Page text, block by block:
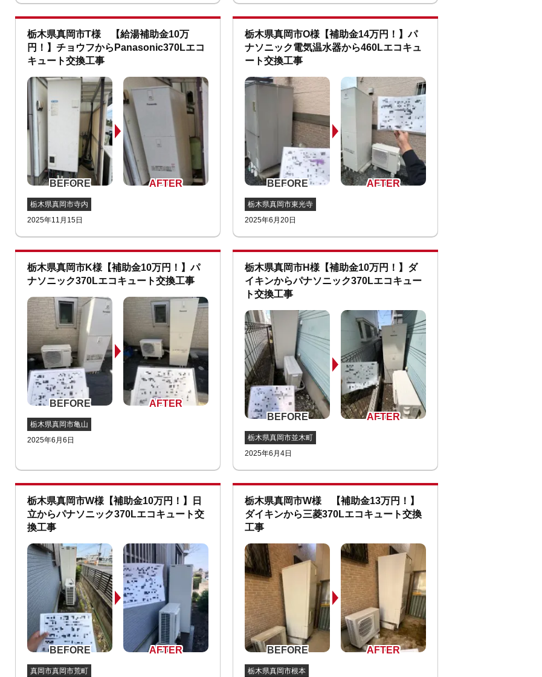
栃木県真岡市T様 【給湯補助金10万
円！】チョウフからPanasonic370Lエコ
キュート交換工事
栃木県真岡市寺内
2025年11月15日
栃木県真岡市O様【補助金14万円！】パ
ナソニック電気温水器から460Lエコキュ
ート交換工事
栃木県真岡市東光寺
2025年6月20日
栃木県真岡市K様【補助金10万円！】パ
ナソニック370Lエコキュート交換工事
栃木県真岡市亀山
2025年6月6日
栃木県真岡市H様【補助金10万円！】ダ
イキンからパナソニック370Lエコキュー
ト交換工事
栃木県真岡市並木町
2025年6月4日
栃木県真岡市W様【補助金10万円！】日
立からパナソニック370Lエコキュート交
換工事
真岡市真岡市荒町
栃木県真岡市W様 【補助金13万円！】
ダイキンから三菱370Lエコキュート交換
工事
栃木県真岡市根本